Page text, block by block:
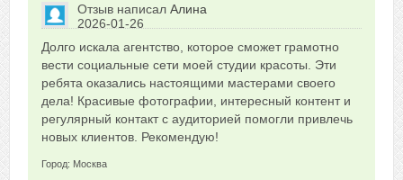
Отзыв написал Алина
2026-01-26
0
Сказать друзьям об отзыве
Долго искала агентство, которое сможет грамотно
вести социальные сети моей студии красоты. Эти
ребята оказались настоящими мастерами своего
дела! Красивые фотографии, интересный контент и
регулярный контакт с аудиторией помогли привлечь
новых клиентов. Рекомендую!
Город: Москва